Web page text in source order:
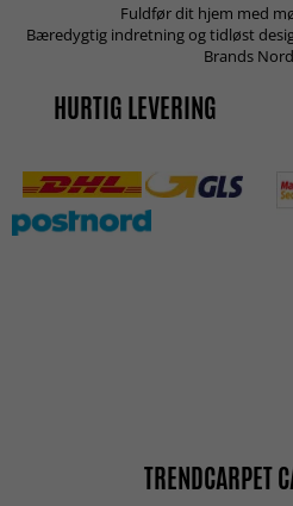
Fuldfør dit hjem med
Bæredygtig indretning og tidløst
Brands
HURTIG LEVERING
TRENDCARPET